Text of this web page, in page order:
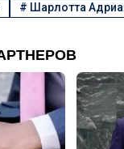
# Шарлотта